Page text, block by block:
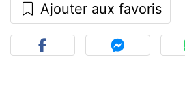
Ajouter aux favoris